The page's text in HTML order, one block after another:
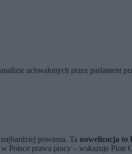
uchwalonych przez parlament
powinna. Ta nowelizacja to
prawa pracy – wskazuje